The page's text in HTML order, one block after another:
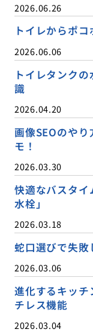
2026.06.26
トイレからポ
2026.06.06
トイレタンク
識
2026.04.20
画像SEOのや
モ！
2026.03.30
快適なバスタ
水栓」
2026.03.18
蛇口選びで失敗
2026.03.06
進化するキッチ
チレス機能
2026.03.04